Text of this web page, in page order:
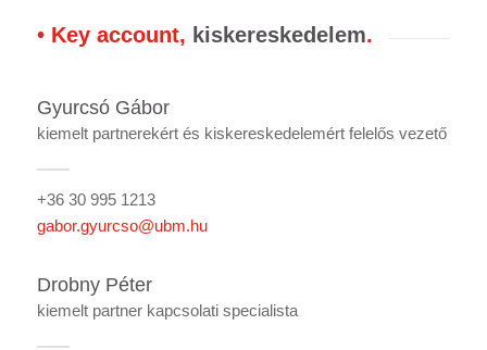
• Key account, kiskereskedelem.
Gyurcsó Gábor
kiemelt partnerekért és kiskereskedelemért felelős vezető
+36 30 995 1213
gabor.gyurcso@ubm.hu
Drobny Péter
kiemelt partner kapcsolati specialista